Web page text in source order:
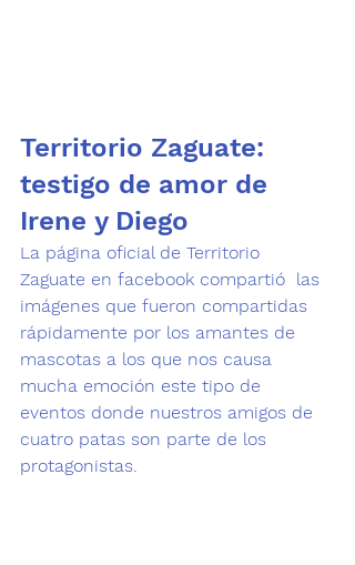
Territorio Zaguate:
testigo de amor de
Irene y Diego
La página oficial de Territorio
Zaguate en facebook compartió  las
imágenes que fueron compartidas
rápidamente por los amantes de
mascotas a los que nos causa
mucha emoción este tipo de
eventos donde nuestros amigos de
cuatro patas son parte de los
protagonistas.